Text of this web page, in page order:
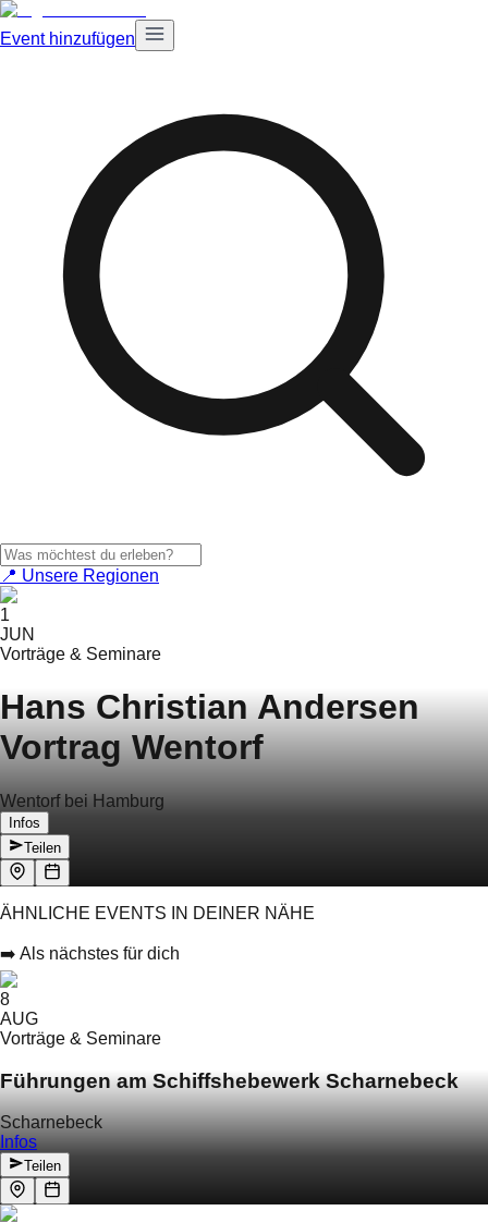
Event hinzufügen
📍 Unsere Regionen
1
JUN
Vorträge & Seminare
Hans Christian Andersen
Vortrag Wentorf
Wentorf bei Hamburg
Infos
Teilen
ÄHNLICHE EVENTS IN DEINER NÄHE
➡️ Als nächstes für dich
8
AUG
Vorträge & Seminare
Führungen am Schiffshebewerk Scharnebeck
Scharnebeck
Infos
Teilen